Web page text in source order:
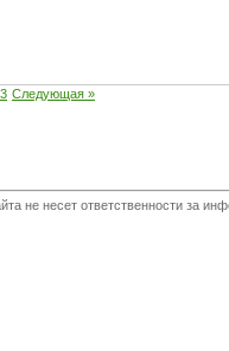
3 Следующая »
не несет ответственности за